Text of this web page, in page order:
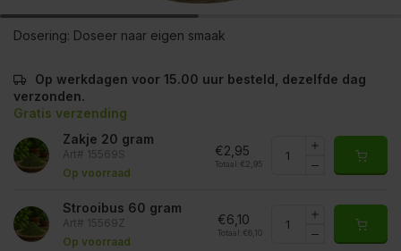
Dosering: Doseer naar eigen smaak
Op werkdagen voor 15.00 uur besteld, dezelfde dag
verzonden.
Gratis verzending
Zakje 20 gram
Art# 15569S
Op voorraad
€2,95
Totaal: €2,95
Strooibus 60 gram
Art# 15569Z
Op voorraad
€6,10
Totaal: €6,10